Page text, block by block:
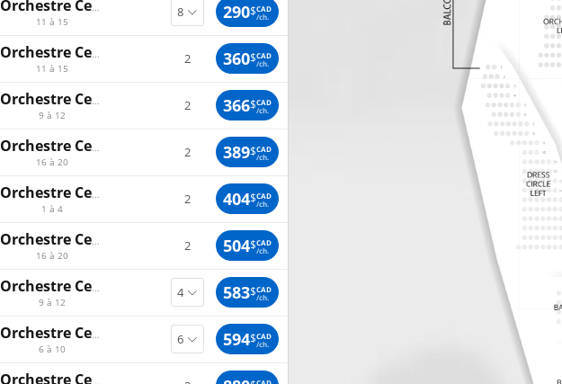
Orchestre Centre
11 à 15
290$CAD
/ch.
Orchestre Centre
11 à 15
2 360$CAD
/ch.
Orchestre Centre Gauche
9 à 12
2 366$CAD
/ch.
Orchestre Centre
16 à 20
2 389$CAD
/ch.
Orchestre Centre Gauche
1 à 4
2 404$CAD
/ch.
Orchestre Centre
16 à 20
2 504$CAD
/ch.
Orchestre Centre Gauche
9 à 12
583$CAD
/ch.
Orchestre Centre
6 à 10
594$CAD
/ch.
Orchestre Centre